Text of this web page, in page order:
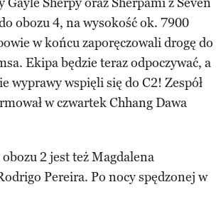
obozu 4, na wysokość ok. 7900
w końcu zaporęczowali drogę do
Ekipa będzie teraz odpoczywać, a
wyprawy wspięli się do C2! Zespół
w czwartek Chhang Dawa
2 jest też Magdalena
Pereira. Po nocy spędzonej w